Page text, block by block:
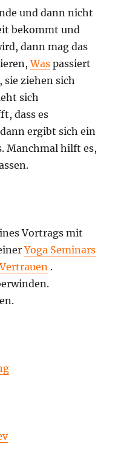
und dann nicht
bekommt und
dann mag das
Was passiert
sie ziehen sich
sich
dass es
ergibt sich ein
Manchmal hilft es,
Vortrags mit
Yoga Seminars
Vertrauen .